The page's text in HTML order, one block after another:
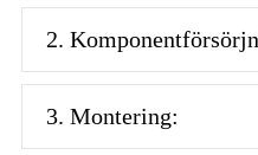
2.
3. Montering: